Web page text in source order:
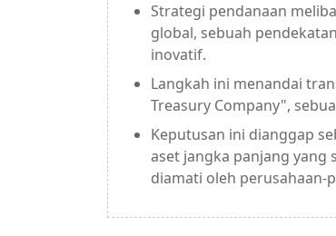
Strategi pendanaan
global, sebuah
inovatif.
Langkah ini menandai
Treasury Company",
Keputusan ini dianggap
aset jangka panjang yang
diamati oleh perusahaan-